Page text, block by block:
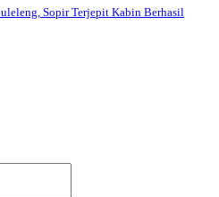
Sopir Terjepit Kabin Berhasil